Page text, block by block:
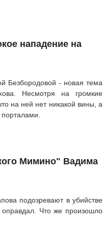
нападение на
Безбородовой - новая тема
Несмотря на громкие
на ней нет никакой вины, а
Мимино" Вадима
подозревают в убийстве
оправдал. Что же произошло